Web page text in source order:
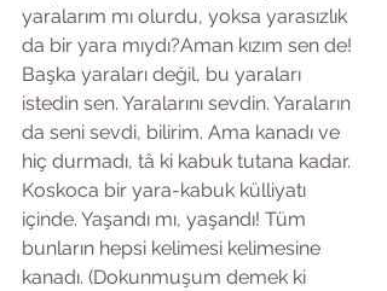
yaralarım mı olurdu, yoksa yarasızlık
da bir yara mıydı?Aman kızım sen de!
Başka yaraları değil, bu yaraları
istedin sen. Yaralarını sevdin. Yaraların
da seni sevdi, bilirim. Ama kanadı ve
hiç durmadı, tâ ki kabuk tutana kadar.
Koskoca bir yara-kabuk külliyatı
içinde. Yaşandı mı, yaşandı! Tüm
bunların hepsi kelimesi kelimesine
kanadı. (Dokunmuşum demek ki